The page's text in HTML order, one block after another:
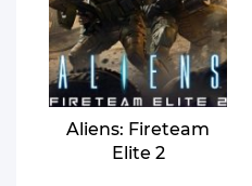
Aliens: Fireteam
Elite 2